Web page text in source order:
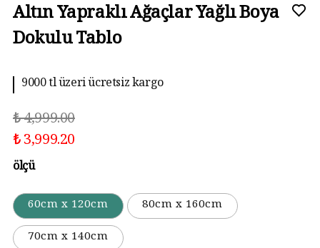
Altın Yapraklı Ağaçlar Yağlı Boya
Dokulu Tablo
9000 tl üzeri ücretsiz kargo
₺ 4,999.00
₺ 3,999.20
ölçü
60cm x 120cm
80cm x 160cm
70cm x 140cm